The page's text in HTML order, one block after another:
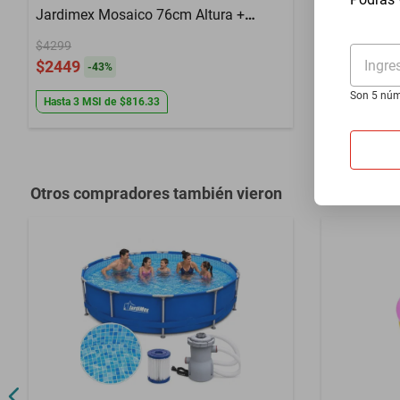
Son 5
Jardimex Mosaico 76cm Altura +
Bomba
$4299
$2449 -43%
Hasta 3 MSI de $816.33
Inflable
de Agua
$449 -22%
Otros compradores también vieron